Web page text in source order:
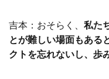
吉本：おそらく、 私た
とが難しい場面もある
クトを忘れないし、歩